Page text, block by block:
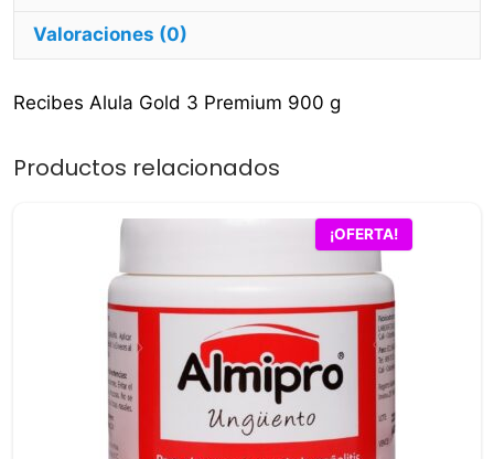
Valoraciones (0)
Recibes Alula Gold 3 Premium 900 g
Productos relacionados
¡OFERTA!